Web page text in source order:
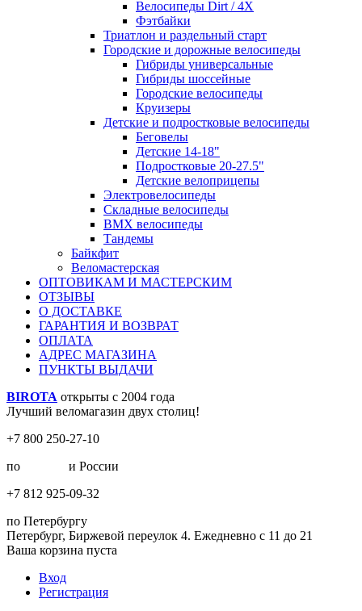
Велосипеды Dirt / 4X
Фэтбайки
Триатлон и раздельный старт
Городские и дорожные велосипеды
Гибриды универсальные
Гибриды шоссейные
Городские велосипеды
Круизеры
Детские и подростковые велосипеды
Беговелы
Детские 14-18"
Подростковые 20-27.5"
Детские велоприцепы
Электровелосипеды
Складные велосипеды
BMX велосипеды
Тандемы
Байкфит
Веломастерская
ОПТОВИКАМ И МАСТЕРСКИМ
ОТЗЫВЫ
О ДОСТАВКЕ
ГАРАНТИЯ И ВОЗВРАТ
ОПЛАТА
АДРЕС МАГАЗИНА
ПУНКТЫ ВЫДАЧИ
BIROTA открыты с 2004 года
Лучший веломагазин двух столиц!
+7 800 250-27-10
по
и России
+7 812 925-09-32
по Петербургу
Петербург, Биржевой переулок 4. Ежедневно с 11 до 21
Ваша корзина пуста
Вход
Регистрация